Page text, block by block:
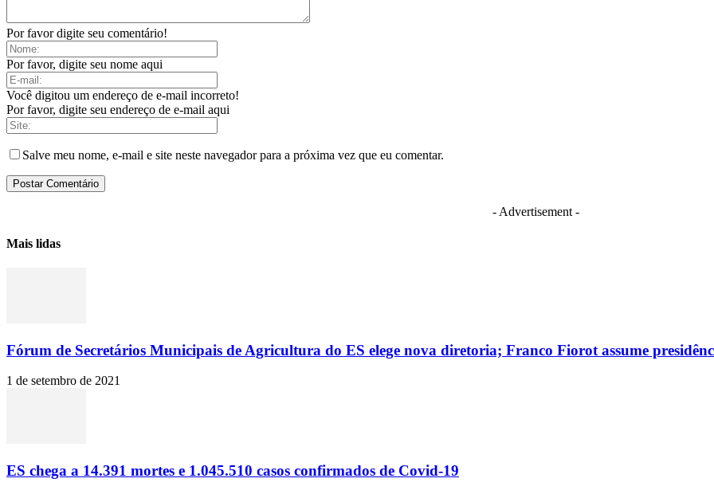
Por favor digite seu comentário!
Por favor, digite seu nome aqui
Você digitou um endereço de e-mail incorreto!
Por favor, digite seu endereço de e-mail aqui
Salve meu nome, e-mail e site neste navegador para a próxima vez que eu comentar.
- Advertisement -
Mais lidas
Fórum de Secretários Municipais de Agricultura do ES elege nova diretoria; Franco Fiorot assume
1 de setembro de 2021
ES chega a 14.391 mortes e 1.045.510 casos confirmados de Covid-19